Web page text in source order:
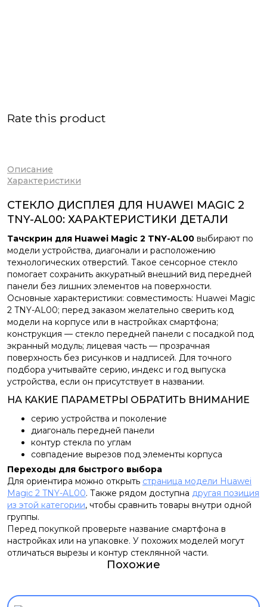
Rate this product
Описание
Характеристики
СТЕКЛО ДИСПЛЕЯ ДЛЯ HUAWEI MAGIC 2
TNY-AL00: ХАРАКТЕРИСТИКИ ДЕТАЛИ
Тачскрин для Huawei Magic 2 TNY-AL00 выбирают по
модели устройства, диагонали и расположению
технологических отверстий. Такое сенсорное стекло
помогает сохранить аккуратный внешний вид передней
панели без лишних элементов на поверхности.
Основные характеристики: совместимость: Huawei Magic
2 TNY-AL00; перед заказом желательно сверить код
модели на корпусе или в настройках смартфона;
конструкция — стекло передней панели с посадкой под
экранный модуль; лицевая часть — прозрачная
поверхность без рисунков и надписей. Для точного
подбора учитывайте серию, индекс и год выпуска
устройства, если он присутствует в названии.
НА КАКИЕ ПАРАМЕТРЫ ОБРАТИТЬ ВНИМАНИЕ
серию устройства и поколение
диагональ передней панели
контур стекла по углам
совпадение вырезов под элементы корпуса
Переходы для быстрого выбора
Для ориентира можно открыть страница модели Huawei
Magic 2 TNY-AL00. Также рядом доступна другая позиция
из этой категории, чтобы сравнить товары внутри одной
группы.
Перед покупкой проверьте название смартфона в
настройках или на упаковке. У похожих моделей могут
отличаться вырезы и контур стеклянной части.
Похожие